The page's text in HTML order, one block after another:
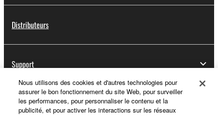
Distributeurs
Support
Yamaha Music ID - Enregistrement
Nous utilisons des cookies et d'autres technologies pour
assurer le bon fonctionnement du site Web, pour surveiller
les performances, pour personnaliser le contenu et la
publicité, et pour activer les interactions sur les réseaux